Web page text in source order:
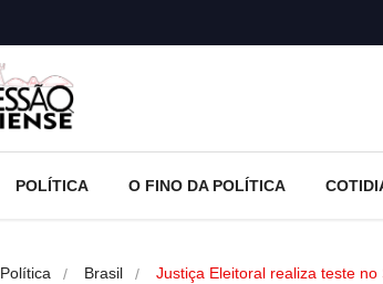
POLÍTICA O FINO DA POLÍTICA
Política Brasil Justiça Eleitoral realiza teste no